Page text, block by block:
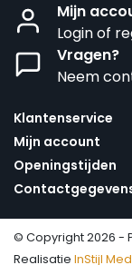
Mijn
Login of
Vragen?
Neem
Klantenservice
Mijn account
Openingstijden
© Copyright 2026 -
Realisatie InStijl